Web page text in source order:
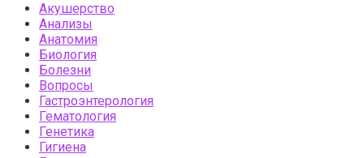
Акушерство
Анализы
Анатомия
Биология
Болезни
Вопросы
Гастроэнтерология
Гематология
Генетика
Гигиена